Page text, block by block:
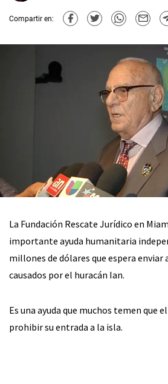
Compartir en:
La Fundación Rescate Jurídico en
importante ayuda humanitaria
millones de dólares que espera enviar
causados por el huracán Ian.
Es una ayuda que muchos temen que
prohibir su entrada a la isla.